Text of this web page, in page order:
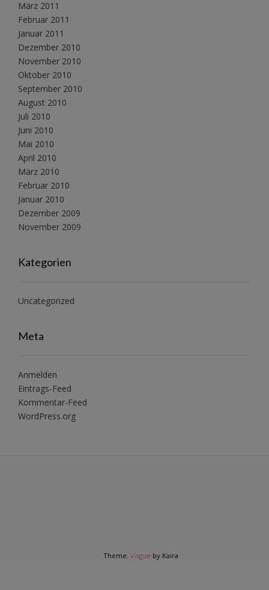
März 2011
Februar 2011
Januar 2011
Dezember 2010
November 2010
Oktober 2010
September 2010
August 2010
Juli 2010
Juni 2010
Mai 2010
April 2010
März 2010
Februar 2010
Januar 2010
Dezember 2009
November 2009
Kategorien
Uncategorized
Meta
Anmelden
Eintrags-Feed
Kommentar-Feed
WordPress.org
Theme: Vogue by Kaira